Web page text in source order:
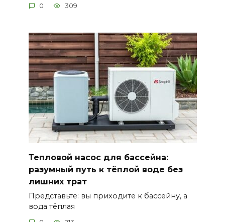
0 309
Тепловой насос для бассейна:
разумный путь к тёплой воде без
лишних трат
Представьте: вы приходите к бассейну, а
вода тёплая